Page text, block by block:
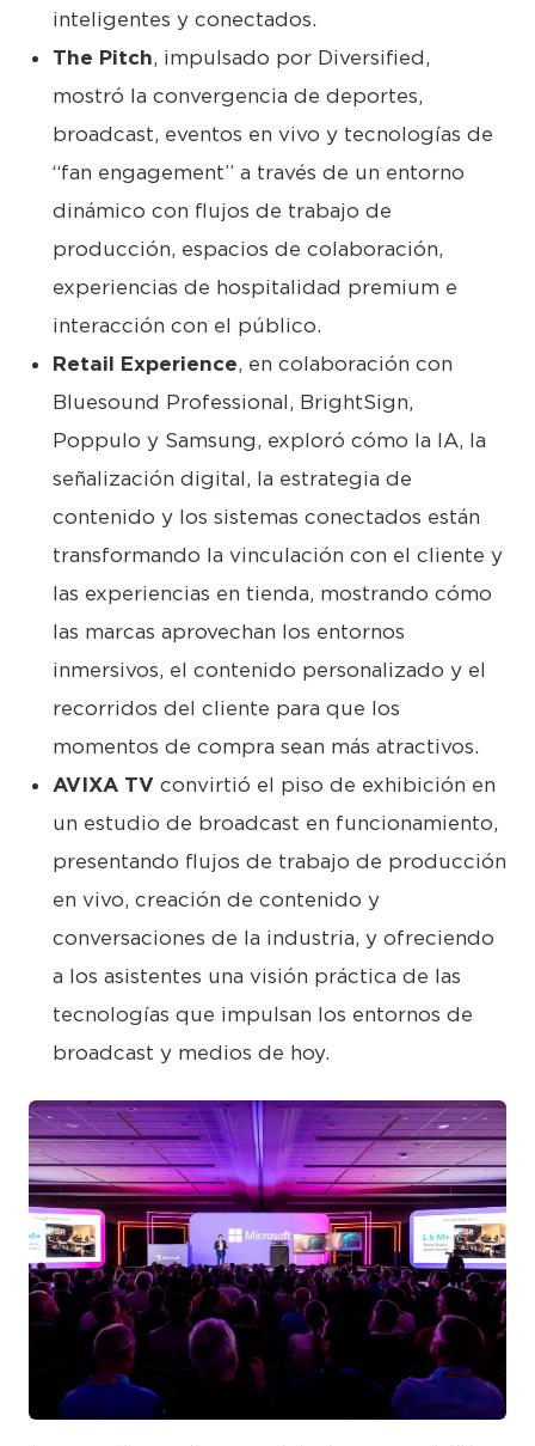
inteligentes y conectados.
The Pitch, impulsado por Diversified,
mostró la convergencia de deportes,
broadcast, eventos en vivo y tecnologías de
“fan engagement” a través de un entorno
dinámico con flujos de trabajo de
producción, espacios de colaboración,
experiencias de hospitalidad premium e
interacción con el público.
Retail Experience, en colaboración con
Bluesound Professional, BrightSign,
Poppulo y Samsung, exploró cómo la IA, la
señalización digital, la estrategia de
contenido y los sistemas conectados están
transformando la vinculación con el cliente y
las experiencias en tienda, mostrando cómo
las marcas aprovechan los entornos
inmersivos, el contenido personalizado y el
recorridos del cliente para que los
momentos de compra sean más atractivos.
AVIXA TV convirtió el piso de exhibición en
un estudio de broadcast en funcionamiento,
presentando flujos de trabajo de producción
en vivo, creación de contenido y
conversaciones de la industria, y ofreciendo
a los asistentes una visión práctica de las
tecnologías que impulsan los entornos de
broadcast y medios de hoy.
JPG